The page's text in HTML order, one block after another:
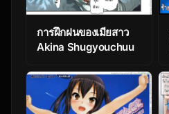
การฝึกฝนของเมียสาว
Akina Shugyouchuu